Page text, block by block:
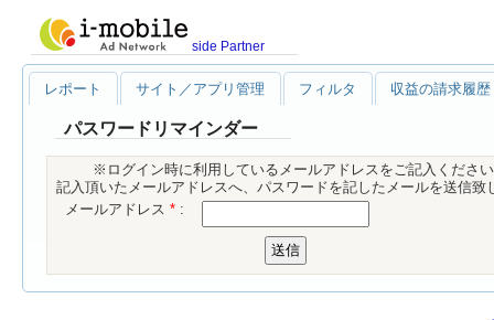
side Partner
レポート サイト／アプリ管理 フィルタ 収益の請求履歴
パスワードリマインダー
※ログイン時に利用しているメールアドレスをご記入くださ
記入頂いたメールアドレスへ、パスワードを記したメールを送信致
メールアドレス* :